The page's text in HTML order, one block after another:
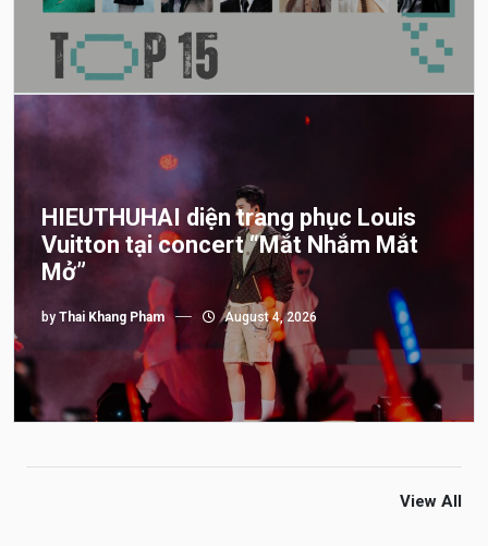
HIEUTHUHAI diện trang phục Louis
Vuitton tại concert “Mắt Nhắm Mắt
Mở”
by Thai Khang Pham August 4, 2026
View All